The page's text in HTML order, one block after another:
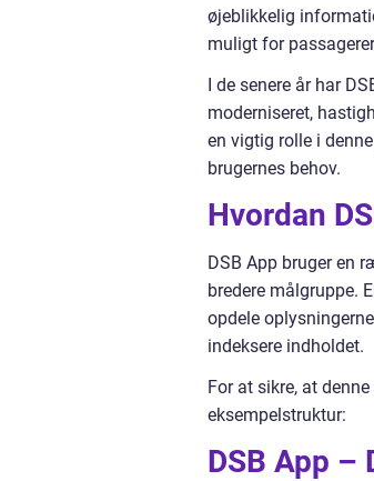
øjeblikkelig
muligt for
I de senere år har
moderniseret,
en vigtig rolle i
brugernes behov.
Hvordan
DSB App bruger en
bredere målgruppe.
opdele
indeksere indholdet.
For at sikre, at
eksempelstruktur:
DSB App –